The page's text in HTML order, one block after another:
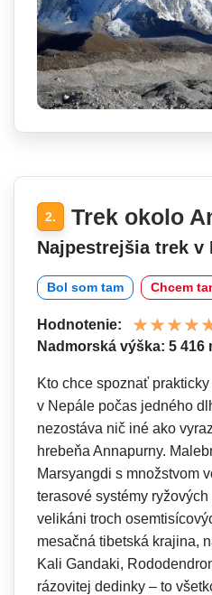
2. Trek okolo
Najpestrejšia trek v
Bol som tam Chcem
Hodnotenie:
Nadmorská výška: 5 416
Kto chce spoznať
v Nepále počas jedného
nezostáva nič iné ako
hrebeňa Annapurny.
Marsyangdi s množstvom
terasové systémy
velikáni troch
mesačná tibetská krajina,
Kali Gandaki,
rázovitej dedinky – to